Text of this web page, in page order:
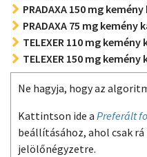
PRADAXA 150 mg
PRADAXA 75 mg kemény
TELEXER 110 mg kemény
TELEXER 150 mg kemény
Ne hagyja, hogy az
Kattintson ide a Preferált
beállításához, ahol csak
jelölőnégyzetre.